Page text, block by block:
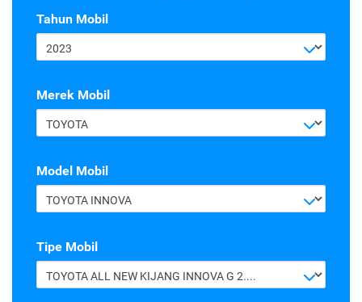
Tahun Mobil
2023
Merek Mobil
TOYOTA
Model Mobil
TOYOTA INNOVA
Tipe Mobil
TOYOTA ALL NEW KIJANG INNOVA G 2.4 A/T DIESEL